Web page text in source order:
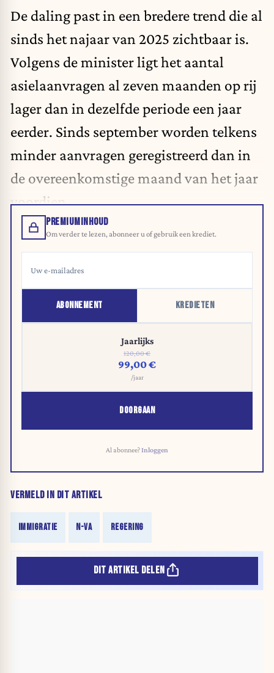
De daling past in een bredere trend die al
sinds het najaar van 2025 zichtbaar is.
Volgens de minister ligt het aantal
asielaanvragen al zeven maanden op rij
lager dan in dezelfde periode een jaar
eerder. Sinds september worden telkens
minder aanvragen geregistreerd dan in
de overeenkomstige maand van het jaar
voordien.
PREMIUMINHOUD
Om verder te lezen, abonneer u of gebruik een krediet.
ABONNEMENT KREDIETEN
Jaarlijks
120,00 €
99,00 €
/jaar
DOORGAAN
Al abonnee?Inloggen
VERMELD IN DIT ARTIKEL
IMMIGRATIE N-VA REGERING
DIT ARTIKEL DELEN